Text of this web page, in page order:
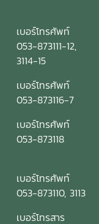
เบอร์โทรศัพท์
053-873111-12,
3114-15
เบอร์โทรศัพท์
053-873116-7
เบอร์โทรศัพท์
053-873118
เบอร์โทรศัพท์
053-873110, 3113
เบอร์โทรสาร